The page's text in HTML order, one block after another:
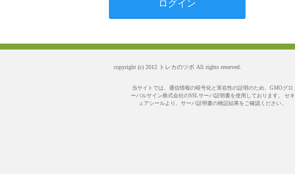
copyright (c) 2012 トレカのツボ All rights reserved.
当サイトでは、通信情報の暗号化と実在性の証明のため、GMOグロ
ーバルサイン株式会社のSSLサーバ証明書を使用しております。 セキ
ュアシールより、サーバ証明書の検証結果をご確認ください。